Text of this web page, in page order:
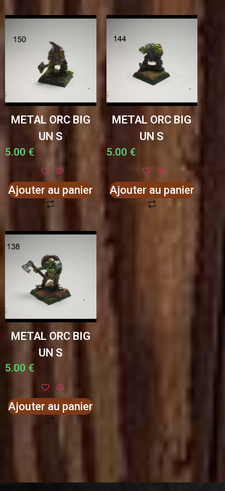
METAL ORC BIG
UN S
5.00 €
Ajouter au panier
METAL ORC BIG
UN S
5.00 €
Ajouter au panier
METAL ORC BIG
UN S
5.00 €
Ajouter au panier